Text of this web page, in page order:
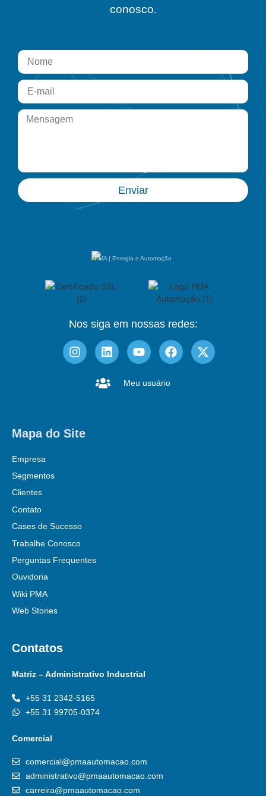
conosco.
Enviar
PMA | Energia e Automação
Nos siga em nossas redes:
Meu usuário
Mapa do Site
Empresa
Segmentos
Clientes
Contato
Cases de Sucesso
Trabalhe Conosco
Perguntas Frequentes
Ouvidoria
Wiki PMA
Web Stories
Contatos
Matriz – Administrativo Industrial
+55 31 2342-5165
+55 31 99705-0374
Comercial
comercial@pmaautomacao.com
administrativo@pmaautomacao.com
carreira@pmaautomacao.com